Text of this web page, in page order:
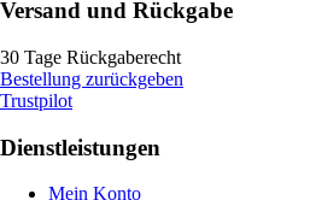
Versand und Rückgabe
30 Tage Rückgaberecht
Bestellung zurückgeben
Trustpilot
Dienstleistungen
Mein Konto